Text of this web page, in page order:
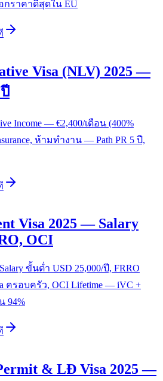
อกราคาดีสุดใน EU
Visa (NLV) 2025 —
Income — €2,400/เดือน (400%
ห้ามทำงาน — Path PR 5 ปี,
Visa 2025 — Salary
OCI
ขั้นต่ำ USD 25,000/ปี, FRRO
ครอบครัว, OCI Lifetime — iVC +
94%
& LĐ Visa 2025 —